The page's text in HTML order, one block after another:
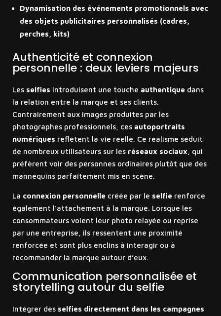
Dynamisation des événements promotionnels avec
des objets publicitaires personnalisés (cadres,
perches, kits)
Authenticité et connexion
personnelle : deux leviers majeurs
Les selfies introduisent une touche authentiquedans
la relation entre la marque et ses clients.
Contrairement aux images produites par les
photographes professionnels, ces autoportraits
numériques reflètent la vie réelle. Ce réalisme séduit
de nombreux utilisateurs sur les réseaux sociaux, qui
préfèrent voir des personnes ordinaires plutôt que des
mannequins parfaitement mis en scène.
La connexion personnellecréée par le selfierenforce
également l’attachement à la marque. Lorsque les
consommateurs voient leur photo relayée ou reprise
par une entreprise, ils ressentent une proximité
renforcée et sont plus enclins à interagir ou à
recommander la marque autour d’eux.
Communication personnalisée et
storytelling autour du selfie
Intégrer des selfies directement dans les campagnes